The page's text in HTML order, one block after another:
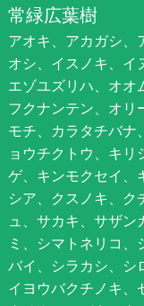
常緑広葉樹
アオキ、アカガシ、
オシ、イスノキ、イ
エゾユズリハ、オオ
フクナンテン、オリ
モチ、カラタチバナ
ョウチクトウ、キ
ゲ、キンモクセイ、
シア、クスノキ、ク
ュ、サカキ、サザン
ミ、シマトネリコ
バイ、シラカシ、シ
イヨウバクチノキ、